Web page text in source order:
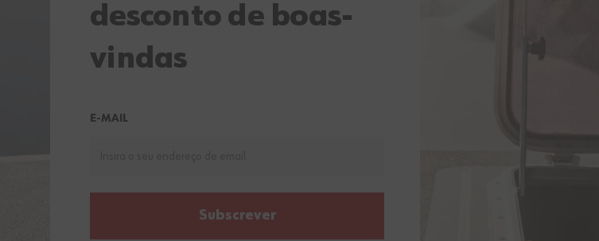
desconto de boas-
vindas
E-MAIL
Subscrever